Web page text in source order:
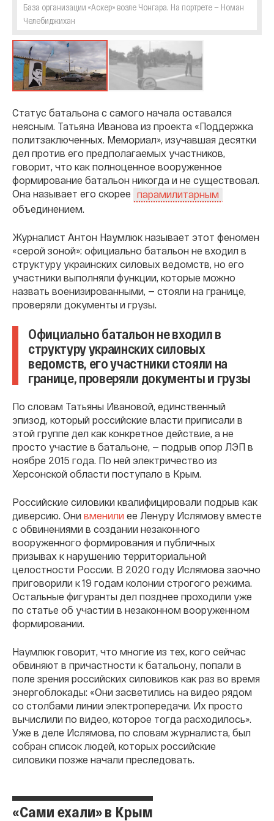
База организации «Аскер» возле Чонгара. На портрете — Номан
Челебиджихан
Статус батальона с самого начала оставался
неясным. Татьяна Иванова из проекта «Поддержка
политзаключенных. Мемориал», изучавшая десятки
дел против его предполагаемых участников,
говорит, что как полноценное вооруженное
формирование батальон никогда и не существовал.
Она называет его скорее парамилитарным
объединением.
Журналист Антон Наумлюк называет этот феномен
«серой зоной»: официально батальон не входил в
структуру украинских силовых ведомств, но его
участники выполняли функции, которые можно
назвать военизированными, — стояли на границе,
проверяли документы и грузы.
Официально батальон не входил в
структуру украинских силовых
ведомств, его участники стояли на
границе, проверяли документы и грузы
По словам Татьяны Ивановой, единственный
эпизод, который российские власти приписали в
этой группе дел как конкретное действие, а не
просто участие в батальоне, — подрыв опор ЛЭП в
ноябре 2015 года. По ней электричество из
Херсонской области поступало в Крым.
Российские силовики квалифицировали подрыв как
диверсию. Они вменили ее Ленуру Ислямову вместе
с обвинениями в создании незаконного
вооруженного формирования и публичных
призывах к нарушению территориальной
целостности России. В 2020 году Ислямова заочно
приговорили к 19 годам колонии строгого режима.
Остальные фигуранты дел позднее проходили уже
по статье об участии в незаконном вооруженном
формировании.
Наумлюк говорит, что многие из тех, кого сейчас
обвиняют в причастности к батальону, попали в
поле зрения российских силовиков как раз во время
энергоблокады: «Они засветились на видео рядом
со столбами линии электропередачи. Их просто
вычислили по видео, которое тогда расходилось».
Уже в деле Ислямова, по словам журналиста, был
собран список людей, которых российские
силовики позже начали преследовать.
«Сами ехали» в Крым